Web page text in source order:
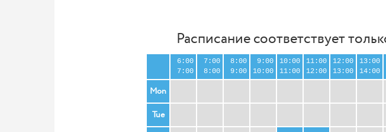
Расписание соответствует
6:00
7:00
7:00
8:00
8:00
9:00
9:00
10:00
10:00
11:00
11:00
12:00
12:00
13:00
13:00
14:00
Mon
Tue